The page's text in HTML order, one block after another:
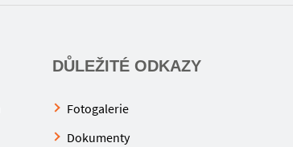
DŮLEŽITÉ ODKAZY
Fotogalerie
Dokumenty